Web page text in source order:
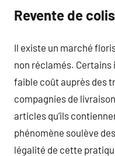
Revente de
Il existe un marché
non réclamés.
faible coût auprès des
compagnies de
articles qu’ils
phénomène soulève
légalité de cette